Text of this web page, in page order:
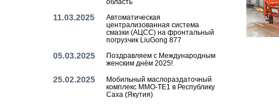
11.03.2025
Автоматическая
централизованная система
смазки (АЦСС) на фронтальный
погрузчик LiuGong 877
05.03.2025
Поздравляем с Международным
женским днём 2025!
25.02.2025
Мобильный маслораздаточный
комплекс MMO-TE1 в Республику
Саха (Якутия)